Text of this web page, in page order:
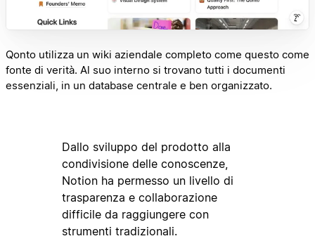
Qonto utilizza un wiki aziendale completo come questo come
fonte di verità. Al suo interno si trovano tutti i documenti
essenziali, in un database centrale e ben organizzato.
Dallo sviluppo del prodotto alla
condivisione delle conoscenze,
Notion ha permesso un livello di
trasparenza e collaborazione
difficile da raggiungere con
strumenti tradizionali.